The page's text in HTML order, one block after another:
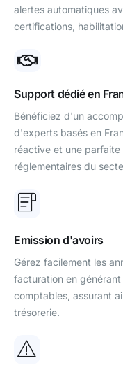
alertes automatiques
certifications,
Support dédié en
Bénéficiez d'un
d'experts basés en
réactive et une
réglementaires du
Emission d'avoirs
Gérez facilement les
facturation en
comptables, assurant
trésorerie.